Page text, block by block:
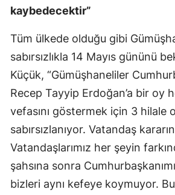
Konya
kaybedecektir”
Tüm ülkede olduğu gibi
sabırsızlıkla 14 Mayıs gününü
Küçük, “Gümüşhaneliler
Recep Tayyip Erdoğan’a bir oy
vefasını göstermek için 3 hilale
sabırsızlanıyor. Vatandaş
Vatandaşlarımız her şeyin
şahsına sonra
bizleri aynı kefeye koymuyor.